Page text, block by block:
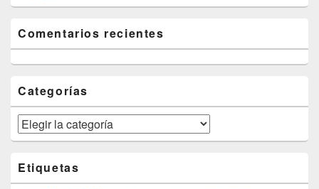
Comentarios recientes
Categorías
Categorías
Etiquetas